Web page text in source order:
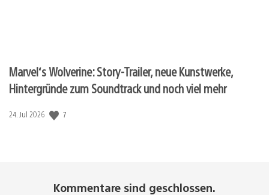
Marvel‘s Wolverine: Story-Trailer, neue Kunstwerke,
Hintergründe zum Soundtrack und noch viel mehr
Veröffentlichungsdatum:
24. Jul 2026 7
Kommentare sind geschlossen.